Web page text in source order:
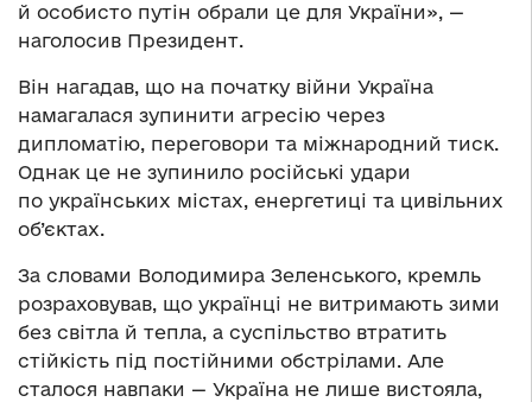
й особисто путін обрали це для України», —
наголосив Президент.
Він нагадав, що на початку війни Україна
намагалася зупинити агресію через
дипломатію, переговори та міжнародний тиск.
Однак це не зупинило російські удари
по українських містах, енергетиці та цивільних
об’єктах.
За словами Володимира Зеленського, кремль
розраховував, що українці не витримають зими
без світла й тепла, а суспільство втратить
стійкість під постійними обстрілами. Але
сталося навпаки — Україна не лише вистояла,